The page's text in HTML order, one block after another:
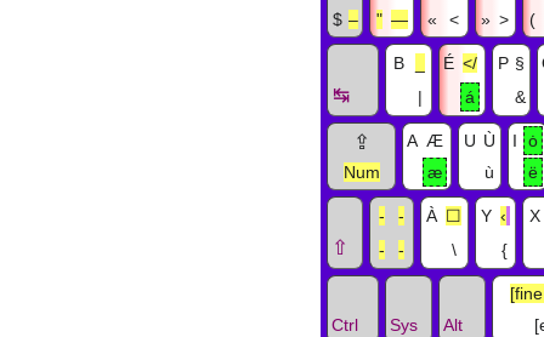
$ –
" —
«
<
» >
(
↹
B
|
É </
á
P §
&
⇪
Num
A Æ
æ
U Ù
ù
I
ȯ
ë
⇧
‑
‐
-
-
À ☐
\
Y ‹
{
X
Ctrl Sys Alt